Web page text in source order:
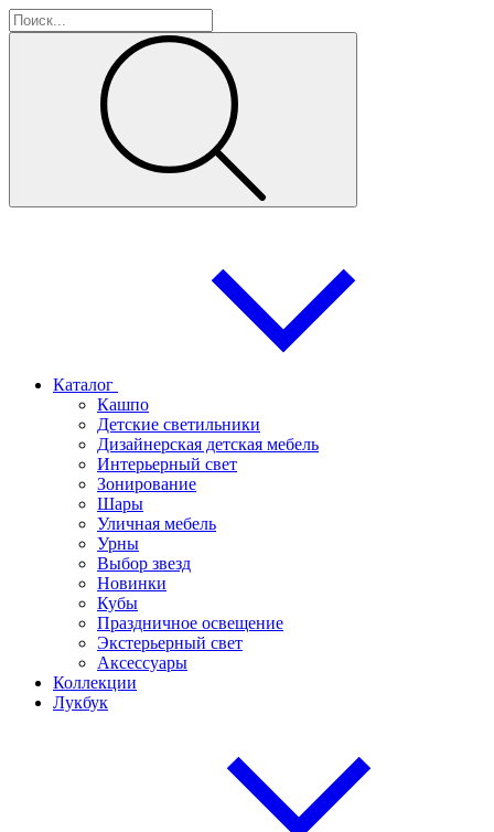
Каталог
Кашпо
Детские светильники
Дизайнерская детская мебель
Интерьерный свет
Зонирование
Шары
Уличная мебель
Урны
Выбор звезд
Новинки
Кубы
Праздничное освещение
Экстерьерный свет
Аксессуары
Коллекции
Лукбук